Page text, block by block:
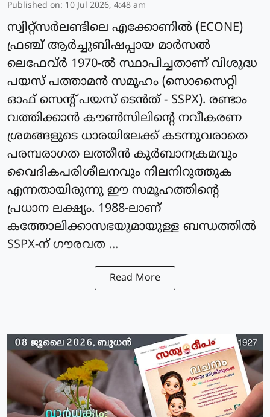
Published on: 10 Jul 2026, 4:48 am
സ്വിറ്റ്സർലണ്ടിലെ എക്കോണിൽ (ECONE)
ഫ്രഞ്ച് ആർച്ചുബിഷപ്പായ മാർസൽ
ലെഫേവ്ർ 1970-ൽ സ്ഥാപിച്ചതാണ് വിശുദ്ധ
പയസ് പത്താമൻ സമൂഹം (സൊസൈറ്റി
ഓഫ് സെന്റ് പയസ് ടെൻത് - SSPX). രണ്ടാം
വത്തിക്കാൻ കൗൺസിലിന്റെ നവീകരണ
ശ്രമങ്ങളുടെ ധാരയിലേക്ക് കടന്നുവരാതെ
പരമ്പരാഗത ലത്തീൻ കുർബാനക്രമവും
വൈദികപരിശീലനവും നിലനിറുത്തുക
എന്നതായിരുന്നു ഈ സമൂഹത്തിന്റെ
പ്രധാന ലക്ഷ്യം. 1988-ലാണ്
കത്തോലിക്കാസഭയുമായുള്ള ബന്ധത്തിൽ
SSPX-ന് ഗൗരവത ...
Read More